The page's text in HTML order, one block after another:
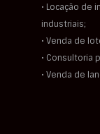
• Locação de
industriais;
• Venda de
• Consultoria
• Venda de